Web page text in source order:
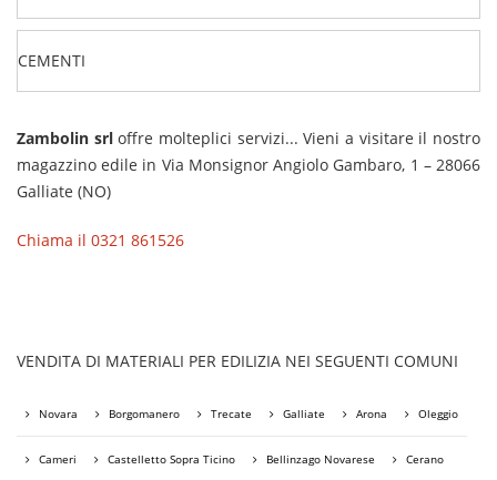
CEMENTI
Zambolin srloffre molteplici servizi... Vieni a visitare il nostro
magazzino edile in Via Monsignor Angiolo Gambaro, 1 – 28066
Galliate (NO)
Chiama il 0321 861526
VENDITA DI MATERIALI PER EDILIZIA NEI SEGUENTI COMUNI
Novara Borgomanero Trecate Galliate Arona Oleggio
Cameri Castelletto Sopra Ticino Bellinzago Novarese Cerano